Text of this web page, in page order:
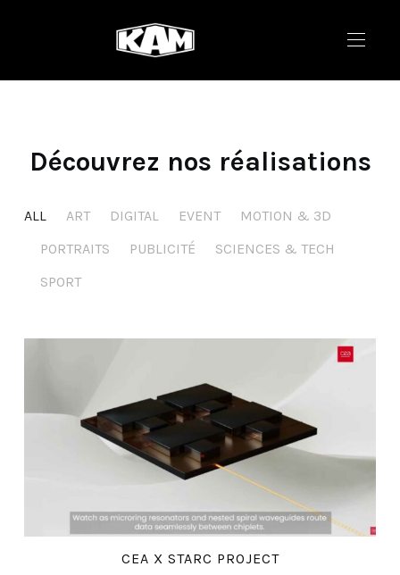
Découvrez nos réalisations
ALL ART DIGITAL EVENT
MOTION & 3D
PORTRAITS
PUBLICITÉ
SCIENCES & TECH
SPORT
CEA X STARC PROJECT